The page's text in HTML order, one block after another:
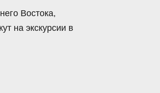
Востока,
на экскурсии в